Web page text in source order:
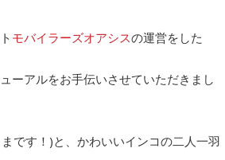
モバイラーズオアシスの運営をした
ーアルをお手伝いさせていただきまし
です！)と、かわいいインコの二人一羽